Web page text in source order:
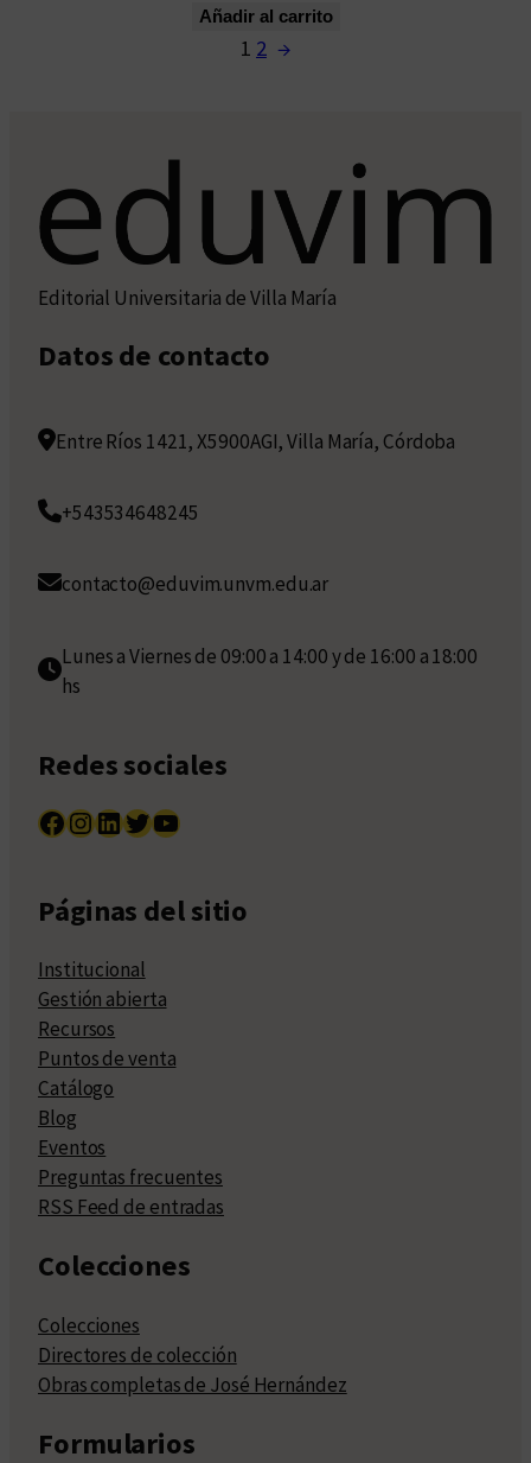
Añadir al carrito
1 2 →
Editorial Universitaria de Villa María
Datos de contacto
Entre Ríos 1421, X5900AGI, Villa María, Córdoba
+543534648245
contacto@eduvim.unvm.edu.ar
Lunes a Viernes de 09:00 a 14:00 y de 16:00 a 18:00
hs
Redes sociales
Facebook InstagramLinkedIn Twitter YouTube
Páginas del sitio
Institucional
Gestión abierta
Recursos
Puntos de venta
Catálogo
Blog
Eventos
Preguntas frecuentes
RSS Feed de entradas
Colecciones
Colecciones
Directores de colección
Obras completas de José Hernández
Formularios